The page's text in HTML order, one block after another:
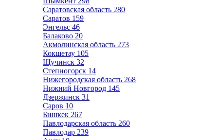
Саратовская область 280
Саратов 159
Энгельс 46
Балаково 20
Акмолинская область 273
Кокшетау 105
Щучинск 32
Степногорск 14
Нижегородская область 268
Нижний Новгород 145
Дзержинск 31
Саров 10
Бишкек 267
Павлодарская область 260
Павлодар 239